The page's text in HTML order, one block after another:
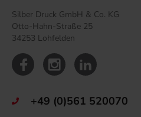
Silber Druck GmbH & Co. KG
Otto-Hahn-Straße 25
34253 Lohfelden
+49 (0)561 520070